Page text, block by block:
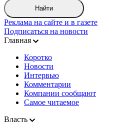
Найти
Реклама на сайте и в газете
Подписаться на новости
Главная
Коротко
Новости
Интервью
Комментарии
Компании сообщают
Самое читаемое
Власть